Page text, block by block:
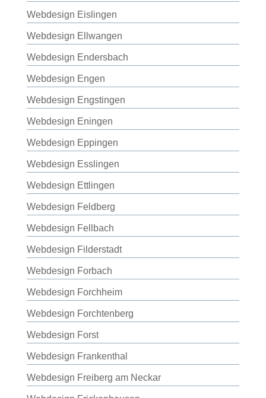
Webdesign Eislingen
Webdesign Ellwangen
Webdesign Endersbach
Webdesign Engen
Webdesign Engstingen
Webdesign Eningen
Webdesign Eppingen
Webdesign Esslingen
Webdesign Ettlingen
Webdesign Feldberg
Webdesign Fellbach
Webdesign Filderstadt
Webdesign Forbach
Webdesign Forchheim
Webdesign Forchtenberg
Webdesign Forst
Webdesign Frankenthal
Webdesign Freiberg am Neckar